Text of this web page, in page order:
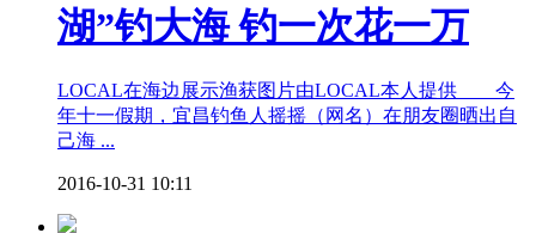
湖”钓大海 钓一次花一万
LOCAL在海边展示渔获图片由LOCAL本人提供 今
年十一假期，宜昌钓鱼人摇摇（网名）在朋友圈晒出自
己海 ...
2016-10-31 10:11